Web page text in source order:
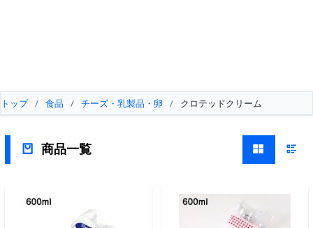
トップ / 食品 / チーズ・乳製品・卵 / クロテッドクリーム
商品一覧